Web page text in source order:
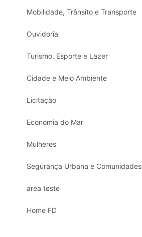
Mobilidade, Trânsito e Transporte
Ouvidoria
Turismo, Esporte e Lazer
Cidade e Meio Ambiente
Licitação
Economia do Mar
Mulheres
Segurança Urbana e Comunidades
area teste
Home FD